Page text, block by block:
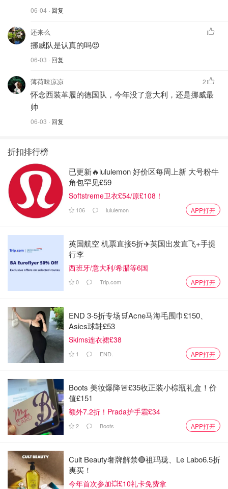
06-04 · 回复
还来么
挪威队是认真的吗😍
06-03 · 回复
薄荷味凉凉
怀念西装革履的德国队，今年没了意大利，还是挪威最
帅
06-03 · 回复
2
折扣排行榜
已更新🔥lululemon 好价区每周上新 大号粉牛
角包罕见£59
Softstreme卫衣£54/原£108！
106 lululemon APP打开
英国航空 机票直接5折✈️英国出发直飞+手提
行李
西班牙/意大利/希腊等6国
0 Trip.com APP打开
END 3-5折专场🛒Acne马海毛围巾£150、
Asics球鞋£53
Skims连衣裙£38
1 END. APP打开
Boots 美妆爆降🚨£35收正装小棕瓶礼盒！价
值£151
额外7.2折！Prada护手霜£34
2 Boots APP打开
Cult Beauty奢牌解禁🔴祖玛珑、Le Labo6.5折
爽买！
今年首次参加💥£10礼卡免费拿